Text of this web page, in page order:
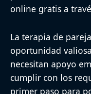
online gratis a
La terapia de
oportunidad
necesitan apoyo
cumplir con los
primer paso para